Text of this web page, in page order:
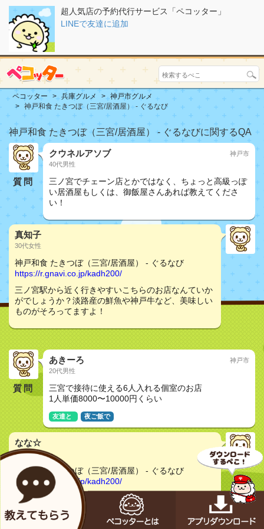
超人気店の予約代行サービス「ペコッター」
LINEで友達に追加
ペコッター 兵庫グルメ
神戸市グルメ
神戸和食 たきつぼ（三宮/居酒屋） - ぐるなび
神戸和食 たきつぼ（三宮/居酒屋） - ぐるなびに関するQA
質問
クウネルアソブ
40代男性
神戸市
三ノ宮でチェーン店とかではなく、ちょっと高級っぽ
い居酒屋もしくは、御飯屋さんあれば教えてくださ
い！
真知子
30代女性
神戸和食 たきつぼ（三宮/居酒屋） - ぐるなび
https://r.gnavi.co.jp/kadh200/
三ノ宮駅から近く行きやすいこちらのお店なんていか
がでしょうか？淡路産の鮮魚や神戸牛など、美味しい
ものがそろってますよ！
質問
あきーろ
20代男性
神戸市
三宮で接待に使える6人入れる個室のお店
1人単価8000〜10000円くらい
友達と 夜ご飯で
なな☆
20代女性
神戸和食 たきつぼ（三宮/居酒屋） - ぐるなび
https://r.gnavi.co.jp/kadh200/
和の落ち着いた雰囲気のお店で、神戸牛などがおいし
く食べられますよ〜！
よかったら問い合わせてみてください(^^)